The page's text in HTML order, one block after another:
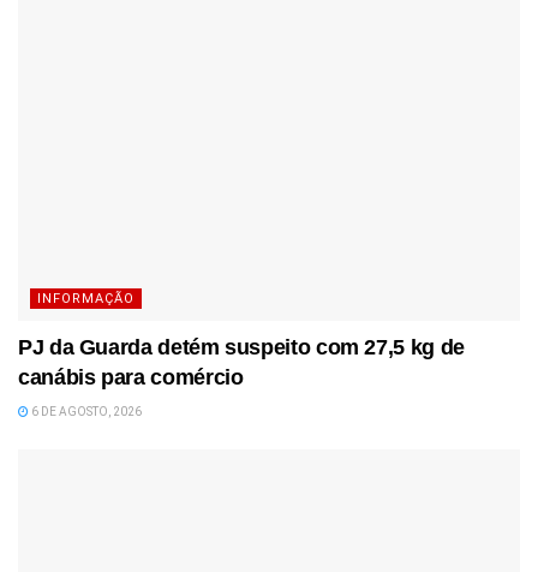
INFORMAÇÃO
PJ da Guarda detém suspeito com 27,5 kg de
canábis para comércio
6 DE AGOSTO, 2026